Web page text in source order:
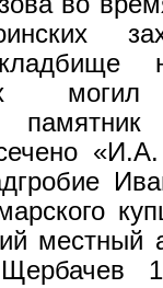
могил
«И.А.
местный